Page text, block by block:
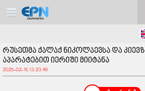
რუსეთმა ქალაქ ნიკოლაევსა და
აპარატებით იერიში მიიტანა
2025-02-16 13:23:48